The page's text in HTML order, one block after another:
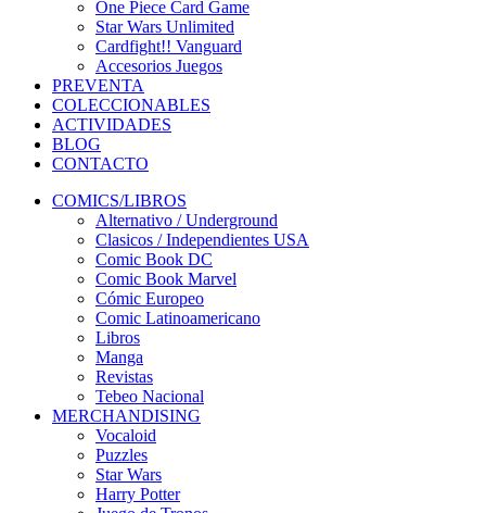
One Piece Card Game
Star Wars Unlimited
Cardfight!! Vanguard
Accesorios Juegos
PREVENTA
COLECCIONABLES
ACTIVIDADES
BLOG
CONTACTO
COMICS/LIBROS
Alternativo / Underground
Clasicos / Independientes USA
Comic Book DC
Comic Book Marvel
Cómic Europeo
Comic Latinoamericano
Libros
Manga
Revistas
Tebeo Nacional
MERCHANDISING
Vocaloid
Puzzles
Star Wars
Harry Potter